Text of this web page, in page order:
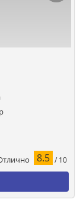
8.5 / 10